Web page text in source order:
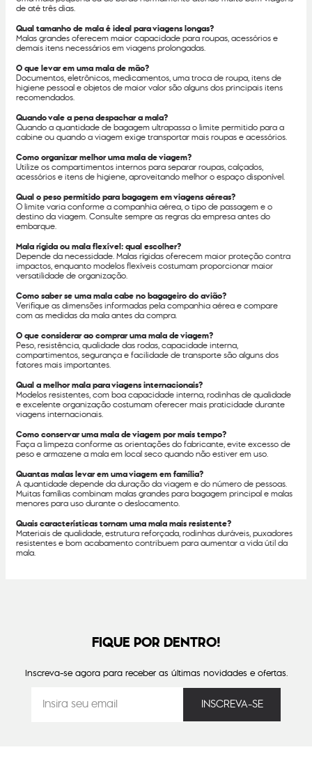
de até três dias.
Qual tamanho de mala é ideal para viagens longas?
Malas grandes oferecem maior capacidade para roupas, acessórios e
demais itens necessários em viagens prolongadas.
O que levar em uma mala de mão?
Documentos, eletrônicos, medicamentos, uma troca de roupa, itens de
higiene pessoal e objetos de maior valor são alguns dos principais itens
recomendados.
Quando vale a pena despachar a mala?
Quando a quantidade de bagagem ultrapassa o limite permitido para a
cabine ou quando a viagem exige transportar mais roupas e acessórios.
Como organizar melhor uma mala de viagem?
Utilize os compartimentos internos para separar roupas, calçados,
acessórios e itens de higiene, aproveitando melhor o espaço disponível.
Qual o peso permitido para bagagem em viagens aéreas?
O limite varia conforme a companhia aérea, o tipo de passagem e o
destino da viagem. Consulte sempre as regras da empresa antes do
embarque.
Mala rígida ou mala flexível: qual escolher?
Depende da necessidade. Malas rígidas oferecem maior proteção contra
impactos, enquanto modelos flexíveis costumam proporcionar maior
versatilidade de organização.
Como saber se uma mala cabe no bagageiro do avião?
Verifique as dimensões informadas pela companhia aérea e compare
com as medidas da mala antes da compra.
O que considerar ao comprar uma mala de viagem?
Peso, resistência, qualidade das rodas, capacidade interna,
compartimentos, segurança e facilidade de transporte são alguns dos
fatores mais importantes.
Qual a melhor mala para viagens internacionais?
Modelos resistentes, com boa capacidade interna, rodinhas de qualidade
e excelente organização costumam oferecer mais praticidade durante
viagens internacionais.
Como conservar uma mala de viagem por mais tempo?
Faça a limpeza conforme as orientações do fabricante, evite excesso de
peso e armazene a mala em local seco quando não estiver em uso.
Quantas malas levar em uma viagem em família?
A quantidade depende da duração da viagem e do número de pessoas.
Muitas famílias combinam malas grandes para bagagem principal e malas
menores para uso durante o deslocamento.
Quais características tornam uma mala mais resistente?
Materiais de qualidade, estrutura reforçada, rodinhas duráveis, puxadores
resistentes e bom acabamento contribuem para aumentar a vida útil da
mala.
FIQUE POR DENTRO!
Inscreva-se agora para receber as últimas novidades e ofertas.